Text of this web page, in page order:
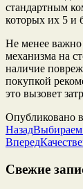
стандартным
которых их 5 и
Не менее
механизма на
наличие
покупкой
это вызовет
Опубликовано
НазадВыбираем
Вперед
Свежие